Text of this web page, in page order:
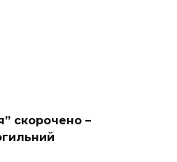
скорочено –